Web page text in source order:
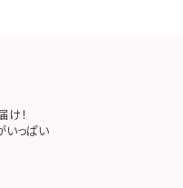
け！
いっぱい